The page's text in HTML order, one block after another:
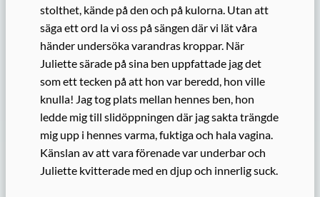
stolthet, kände på den och på kulorna. Utan att
säga ett ord la vi oss på sängen där vi lät våra
händer undersöka varandras kroppar. När
Juliette särade på sina ben uppfattade jag det
som ett tecken på att hon var beredd, hon ville
knulla! Jag tog plats mellan hennes ben, hon
ledde mig till slidöppningen där jag sakta trängde
mig upp i hennes varma, fuktiga och hala vagina.
Känslan av att vara förenade var underbar och
Juliette kvitterade med en djup och innerlig suck.